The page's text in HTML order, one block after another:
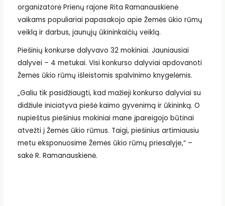
organizatorė Prienų rajone Rita Ramanauskienė
vaikams populiariai papasakojo apie Žemės ūkio rūmų
veiklą ir darbus, jaunųjų ūkininkaičių veiklą.
Piešinių konkurse dalyvavo 32 mokiniai. Jauniausiai
dalyvei – 4 metukai. Visi konkurso dalyviai apdovanoti
Žemės ūkio rūmų išleistomis spalvinimo knygelėmis.
„Galiu tik pasidžiaugti, kad mažieji konkurso dalyviai su
didžiule iniciatyva piešė kaimo gyvenimą ir ūkininką. O
nupieštus piešinius mokiniai mane įpareigojo būtinai
atvežti į Žemės ūkio rūmus. Taigi, piešinius artimiausiu
metu eksponuosime Žemės ūkio rūmų priesalyje,“ –
sakė R. Ramanauskienė.